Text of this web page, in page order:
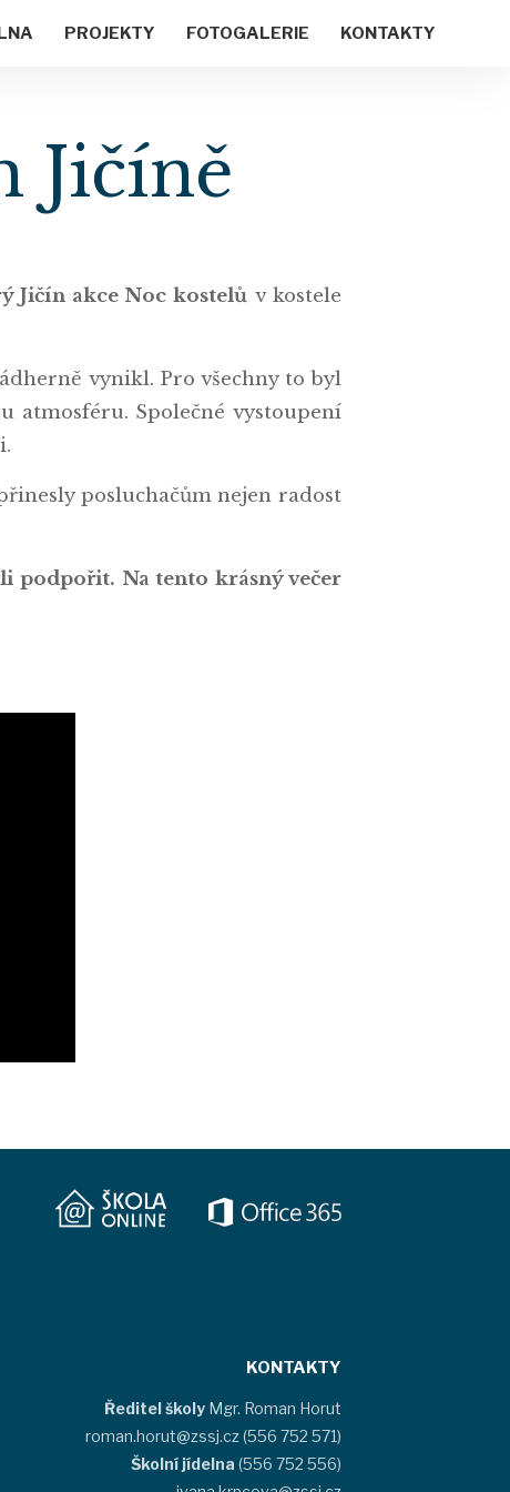
PROJEKTY FOTOGALERIE KONTAKTY
Jičíně
Jičín akce Noc kostelů v kostele
vynikl. Pro všechny to byl
atmosféru. Společné vystoupení
posluchačům nejen radost
podpořit. Na tento krásný večer
KONTAKTY
Ředitel školy Mgr. Roman Horut
roman.horut@zssj.cz (556 752 571)
Školní jídelna (556 752 556)